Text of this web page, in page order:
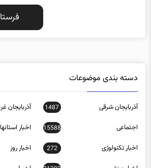
آذربایجان شرقی
اجتماعی 15588 اخبار استانها
اخبار تکنولوژی 272 اخبار روز
اخبار ورزشی 21392 اردبیل